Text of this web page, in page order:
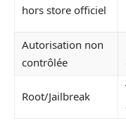
hors store officiel
Autorisation non
contrôlée
Root/Jailbreak